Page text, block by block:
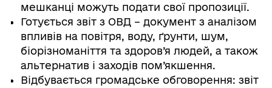
мешканці можуть подати свої пропозиції.
Готується звіт з ОВД – документ з аналізом
впливів на повітря, воду, ґрунти, шум,
біорізноманіття та здоров’я людей, а також
альтернатив і заходів пом’якшення.
Відбувається громадське обговорення: звіт